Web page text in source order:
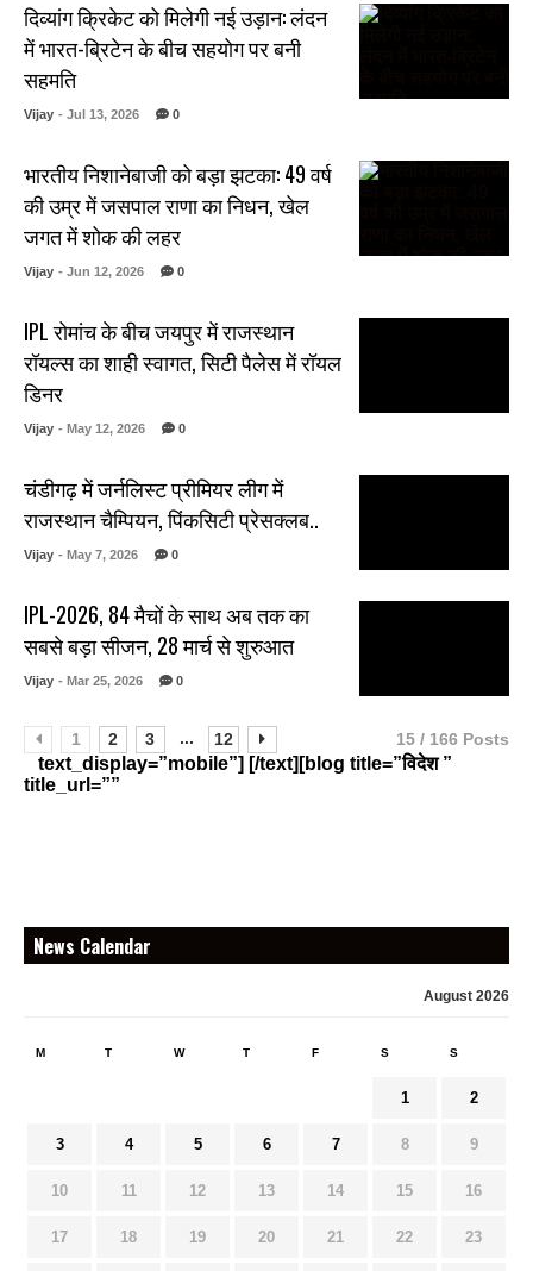
दिव्यांग क्रिकेट को मिलेगी नई उड़ान: लंदन
में भारत-ब्रिटेन के बीच सहयोग पर बनी
सहमति
Vijay - Jul 13, 2026 0
भारतीय निशानेबाजी को बड़ा झटका: 49 वर्ष
की उम्र में जसपाल राणा का निधन, खेल
जगत में शोक की लहर
Vijay - Jun 12, 2026 0
IPL रोमांच के बीच जयपुर में राजस्थान
रॉयल्स का शाही स्वागत, सिटी पैलेस में रॉयल
डिनर
Vijay - May 12, 2026 0
चंडीगढ़ में जर्नलिस्ट प्रीमियर लीग में
राजस्थान चैम्पियन, पिंकसिटी प्रेसक्लब..
Vijay - May 7, 2026 0
IPL-2026, 84 मैचों के साथ अब तक का
सबसे बड़ा सीजन, 28 मार्च से शुरुआत
Vijay - Mar 25, 2026 0
1 2 3 ... 12 15 / 166 Posts
text_display=”mobile”] [/text][blog title=”विदेश ”
title_url=””
News Calendar
August 2026
M T W T F S S
1 2
3 4 5 6 7 8 9
10 11 12 13 14 15 16
17 18 19 20 21 22 23